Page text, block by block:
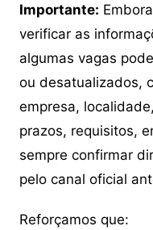
Importante:
verificar as
algumas vagas
ou desatualizados,
empresa,
prazos, requisitos,
sempre confirmar
pelo canal oficial
Reforçamos que: